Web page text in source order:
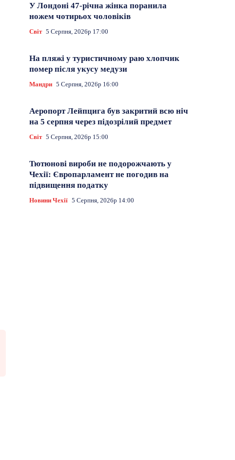
У Лондоні 47-річна жінка поранила
ножем чотирьох чоловіків
Світ 5 Серпня, 2026р 17:00
На пляжі у туристичному раю хлопчик
помер після укусу медузи
Мандри 5 Серпня, 2026р 16:00
Аеропорт Лейпцига був закритий всю ніч
на 5 серпня через підозрілий предмет
Світ 5 Серпня, 2026р 15:00
Тютюнові вироби не подорожчають у
Чехії: Європарламент не погодив на
підвищення податку
Новини Чехії 5 Серпня, 2026р 14:00